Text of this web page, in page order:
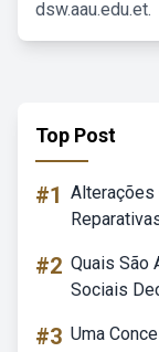
dsw.aau.edu.et.
Top Post
#1 Alterações
#2 Quais São
Sociais
#3 Uma